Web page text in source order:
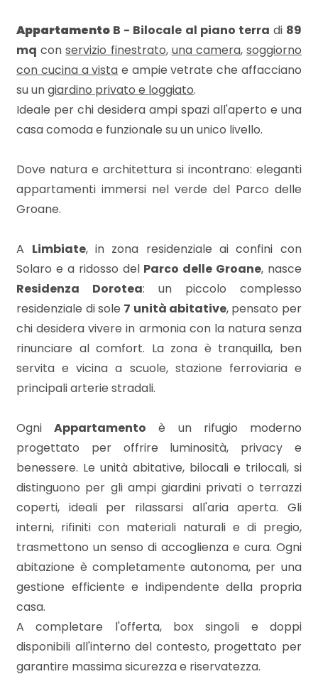
Appartamento B - Bilocale al piano terra di 89
mq conservizio finestrato, una camera, soggiorno
con cucina a vista e ampie vetrate che affacciano
su ungiardino privato e loggiato.
Ideale per chi desidera ampi spazi all'aperto e una
casa comoda e funzionale su un unico livello.
Dove natura e architettura si incontrano: eleganti
appartamenti immersi nel verde del Parco delle
Groane.
A Limbiate, in zona residenziale ai confini con
Solaro e a ridosso del Parco delle Groane, nasce
Residenza Dorotea: un piccolo complesso
residenziale di sole 7 unità abitative, pensato per
chi desidera vivere in armonia con la natura senza
rinunciare al comfort. La zona è tranquilla, ben
servita e vicina a scuole, stazione ferroviaria e
principali arterie stradali.
OgniAppartamento è un rifugio moderno
progettato per offrire luminosità, privacy e
benessere. Le unità abitative, bilocali e trilocali, si
distinguono per gli ampi giardini privati o terrazzi
coperti, ideali per rilassarsi all'aria aperta. Gli
interni, rifiniti con materiali naturali e di pregio,
trasmettono un senso di accoglienza e cura. Ogni
abitazione è completamente autonoma, per una
gestione efficiente e indipendente della propria
casa.
A completare l'offerta, box singoli e doppi
disponibili all'interno del contesto, progettato per
garantire massima sicurezza e riservatezza.
Totale
mq
Locali
minimi
Qualsiasi
2
3
5
5+
Bagni
minimi